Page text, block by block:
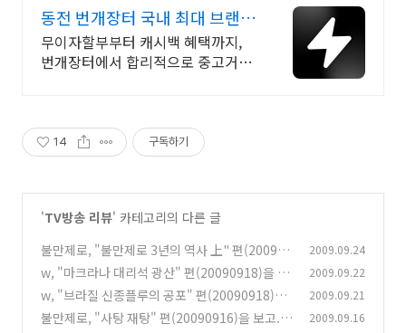
동전 번개장터 국내 최대 브랜드
중고거래
무이자할부부터 캐시백 혜택까지,
번개장터에서 합리적으로 중고거래
14 구독하기
'TV방송 리뷰' 카테고리의 다른 글
불만제로, "불만제로 3년의 역사 上" 편(200909
23)을 보고..
(6)
2009.09.24
w, "마크라나 대리석 광산" 편(20090918)을 보
고.. (0)
2009.09.22
w, "브라질 신종플루의 공포" 편(20090918)을
보고..
(0)
2009.09.21
불만제로, "사탕 재탕" 편(20090916)을 보고.. 2009.09.16